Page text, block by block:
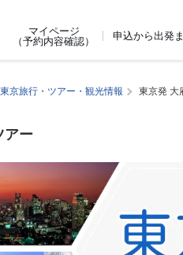
マイページ
（予約内容確認）
申込から出発
東京旅行・ツアー・観光情報 東京発 大
アー